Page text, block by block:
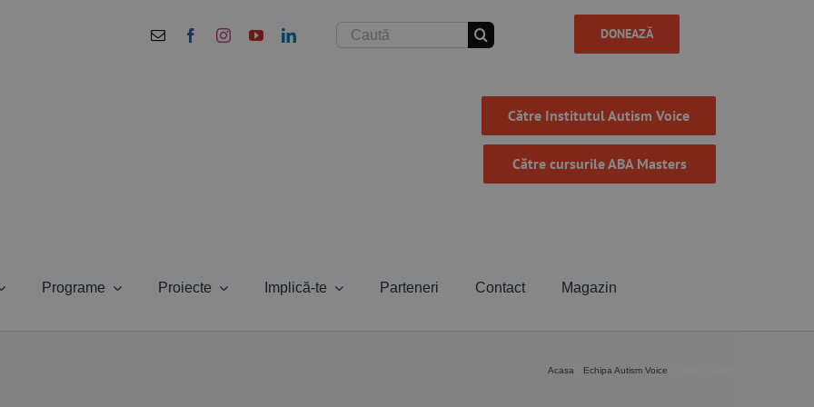
Cautare... DONEAZĂ
Către Institutul Autism Voice
Către cursurile ABA Masters
Programe Proiecte Implică-te Parteneri Contact Magazin
Acasa Echipa Autism Voice